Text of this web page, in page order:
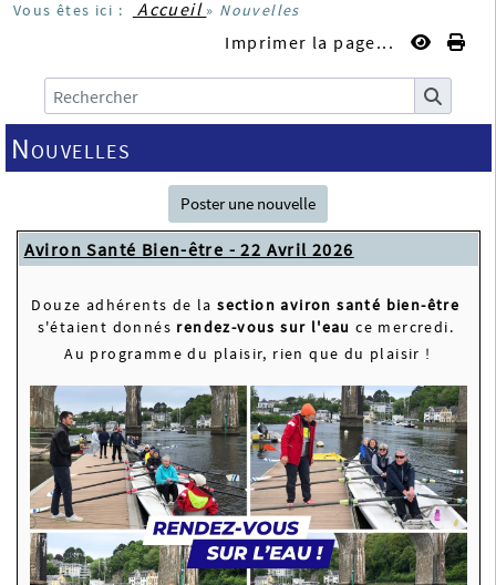
Vous êtes ici : Accueil » Nouvelles
Imprimer la page...
Nouvelles
Poster une nouvelle
Aviron Santé Bien-être - 22 Avril 2026
Douze adhérents de la section aviron santé bien-être
s'étaient donnés rendez-vous sur l'eau ce mercredi.
Au programme du plaisir, rien que du plaisir !